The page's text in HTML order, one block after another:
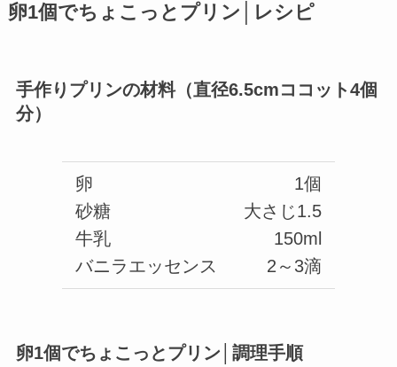
卵1個でちょこっとプリン│レシピ
手作りプリンの材料（直径6.5cmココット4個
分）
卵
砂糖
牛乳
バニラエッセンス
1個
大さじ1.5
150ml
2～3滴
卵1個でちょこっとプリン│調理手順